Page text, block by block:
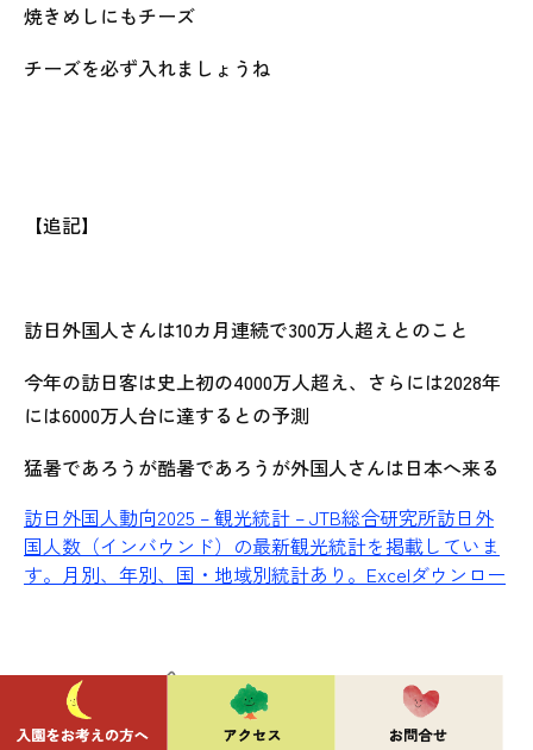
焼きめしにもチーズ
チーズを必ず入れましょうね
【追記】
訪日外国人さんは10カ月連続で300万人超えとのこと
今年の訪日客は史上初の4000万人超え、さらには2028年
には6000万人台に達するとの予測
猛暑であろうが酷暑であろうが外国人さんは日本へ来る
訪日外国人動向2025 – 観光統計 – JTB総合研究所訪日外
国人数（インバウンド）の最新観光統計を掲載していま
す。月別、年別、国・地域別統計あり。Excelダウンロー
ドもできます。 www.tourism.jp